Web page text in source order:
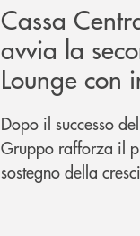
Cassa
avvia la
Lounge con
potenziale
Dopo il successo
Gruppo rafforza il
sostegno della